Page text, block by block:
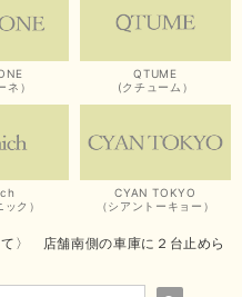
ネ）
QTUME
(クチューム）
ック）
CYAN TOKYO
（シアントーキョー）
〉 店舗南側の車庫に２台止めら